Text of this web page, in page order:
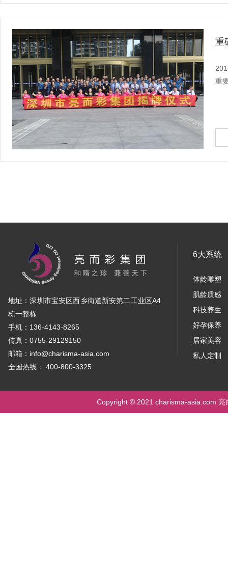
重
重
地址：深圳市宝安区西乡街道新安第二工业区A4
栋一整栋
手机：136-4143-8265
传真：0755-29129150
邮箱：info@charisma-asia.com
全国热线： 400-800-3325
6大系统
体龄雕塑
肌龄质感
科技养生
好孕保养
居家美容
私人定制
Copyright © 2021 charisma-asia.com 亮